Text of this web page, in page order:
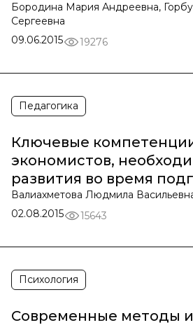
Бородина Мария Андреевна,
Сергеевна
09.06.2015
19276
Педагогика
Ключевые
экономистов,
развития во время
Валиахметова Людмила
02.08.2015
15643
Психология
Современные методы